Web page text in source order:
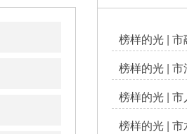
榜样的光 |
榜样的光 |
榜样的光 |
榜样的光 |